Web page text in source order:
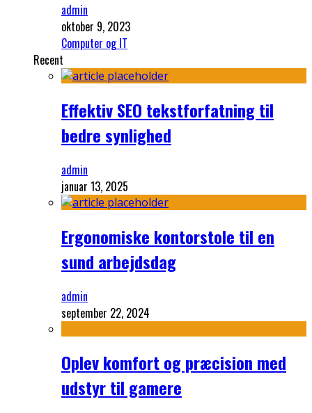
admin
oktober 9, 2023
Computer og IT
Recent
Effektiv SEO tekstforfatning til
bedre synlighed
admin
januar 13, 2025
Ergonomiske kontorstole til en
sund arbejdsdag
admin
september 22, 2024
Oplev komfort og præcision med
udstyr til gamere